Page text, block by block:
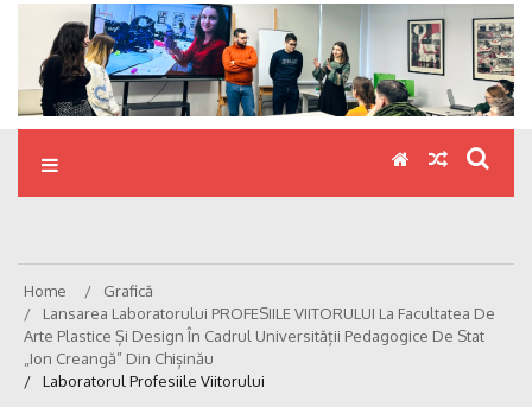
Home
Grafică
Lansarea Laboratorului PROFESIILE VIITORULUI La Facultatea De
Arte Plastice Și Design În Cadrul Universității Pedagogice De Stat
„Ion Creangă” Din Chișinău
Laboratorul Profesiile Viitorului